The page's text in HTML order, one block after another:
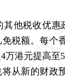
他税收优惠
税额。每个
万港元提高至5
新的财政